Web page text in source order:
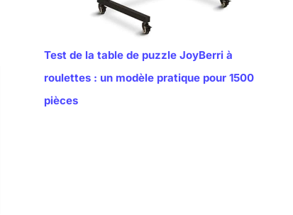
Test de la table de puzzle JoyBerri à
roulettes : un modèle pratique pour 1500
pièces